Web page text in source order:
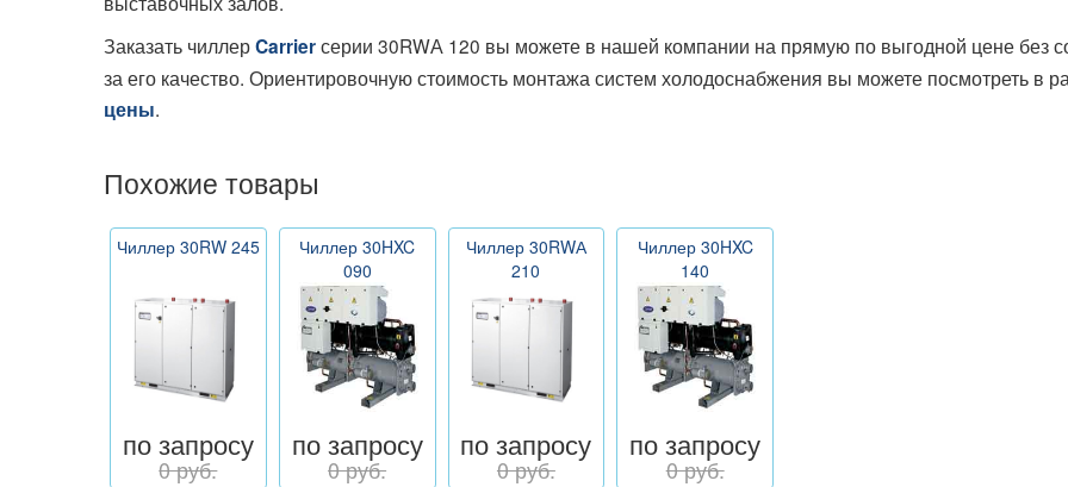
Заказать чиллерCarrierсерии 30RWА 120 вы можете в нашей компании на прямую по выгодной цене без
за его качество. Ориентировочную стоимость монтажа систем холодоснабжения вы можете посмотреть в
цены.
Похожие товары
Чиллер 30RW 245
по запросу
0 руб.
Чиллер 30HXC
090
по запросу
0 руб.
Чиллер 30RWА
210
по запросу
0 руб.
Чиллер 30HXC
140
по запросу
0 руб.